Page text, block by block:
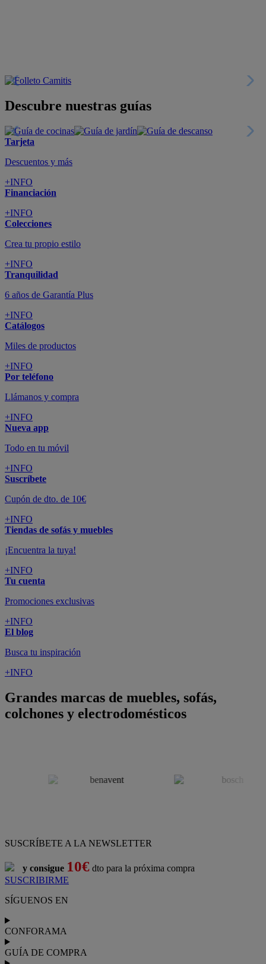
Descubre nuestras guías
Tarjeta
Descuentos y más
+INFO
Financiación
+INFO
Colecciones
Crea tu propio estilo
+INFO
Tranquilidad
6 años de Garantía Plus
+INFO
Catálogos
Miles de productos
+INFO
Por teléfono
Llámanos y compra
+INFO
Nueva app
Todo en tu móvil
+INFO
Suscríbete
Cupón de dto. de 10€
+INFO
Tiendas de sofás y muebles
¡Encuentra la tuya!
+INFO
Tu cuenta
Promociones exclusivas
+INFO
El blog
Busca tu inspiración
+INFO
Grandes marcas de muebles, sofás,
colchones y electrodomésticos
SUSCRÍBETE A LA NEWSLETTER
y consigue 10€ dto para la próxima compra
SUSCRIBIRME
SÍGUENOS EN
CONFORAMA
GUÍA DE COMPRA